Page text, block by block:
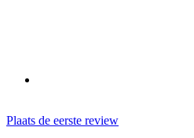
Plaats de eerste review